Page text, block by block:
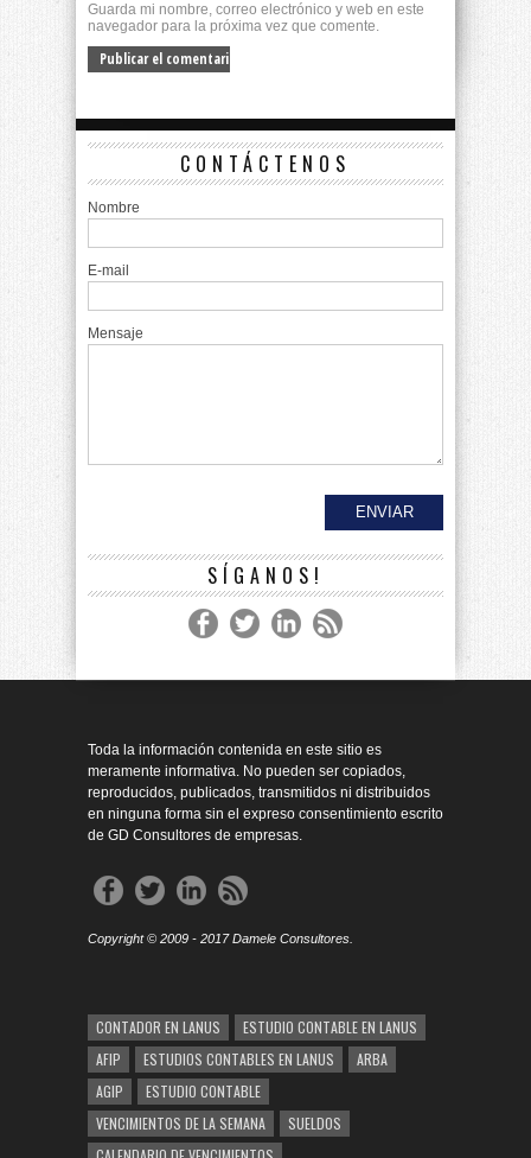
Guarda mi nombre, correo electrónico y web en este
navegador para la próxima vez que comente.
CONTÁCTENOS
Nombre
E-mail
Mensaje
SÍGANOS!
Toda la información contenida en este sitio es
meramente informativa. No pueden ser copiados,
reproducidos, publicados, transmitidos ni distribuidos
en ninguna forma sin el expreso consentimiento escrito
de GD Consultores de empresas.
Copyright © 2009 - 2017 Damele Consultores.
CONTADOR EN LANUS
ESTUDIO CONTABLE EN LANUS
AFIP
ESTUDIOS CONTABLES EN LANUS
ARBA
AGIP
ESTUDIO CONTABLE
VENCIMIENTOS DE LA SEMANA
SUELDOS